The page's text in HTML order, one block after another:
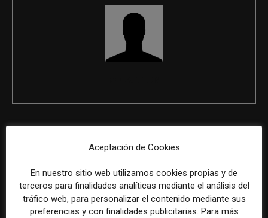
ÚLTIMOS ARTÍCULOS
Aceptación de Cookies
En nuestro sitio web utilizamos cookies propias y de
terceros para finalidades analíticas mediante el análisis del
tráfico web, para personalizar el contenido mediante sus
preferencias y con finalidades publicitarias. Para más